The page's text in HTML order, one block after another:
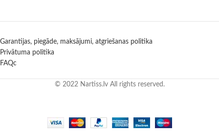
Garantijas, piegāde, maksājumi, atgriešanas politika
Privātuma politika
FAQc
© 2022 Nartiss.lv All rights reserved.